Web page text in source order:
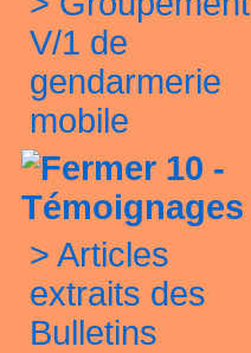
V/1 de
gendarmerie
mobile
10 -
Témoignages
> Articles
extraits des
Bulletins